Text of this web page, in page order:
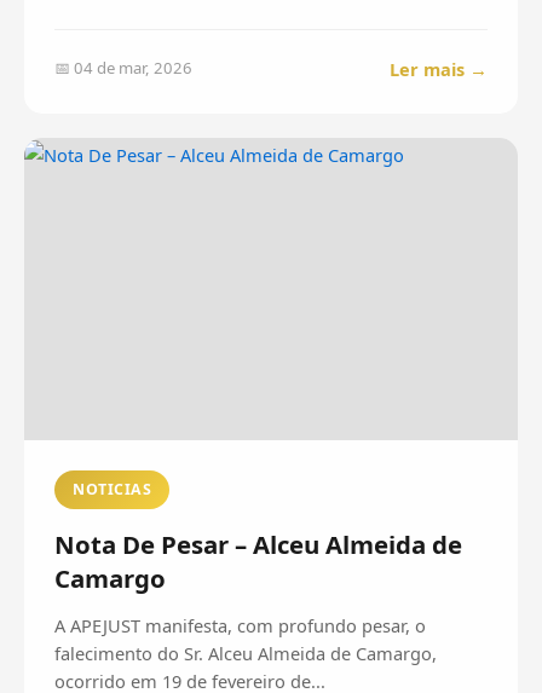
📅 04 de mar, 2026 Ler mais →
NOTICIAS
Nota De Pesar – Alceu Almeida de
Camargo
A APEJUST manifesta, com profundo pesar, o
falecimento do Sr. Alceu Almeida de Camargo,
ocorrido em 19 de fevereiro de...